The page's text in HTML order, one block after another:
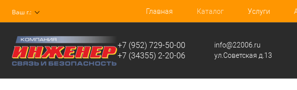
Ваш г.: Главная Каталог Услуги
+7 (952) 729-50-00
+7 (34355) 2-20-06
info@22006.ru
ул.Советская д.13